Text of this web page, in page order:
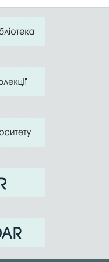
- наиболее
и
система
и
анализа в романе
портрет,
в определенных